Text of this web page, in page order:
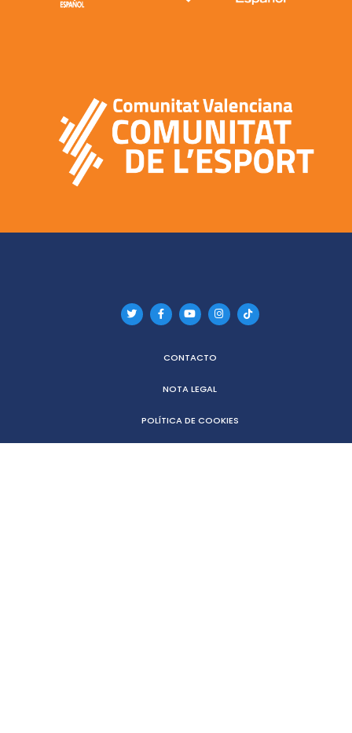
CONTACTO
NOTA LEGAL
POLÍTICA DE COOKIES